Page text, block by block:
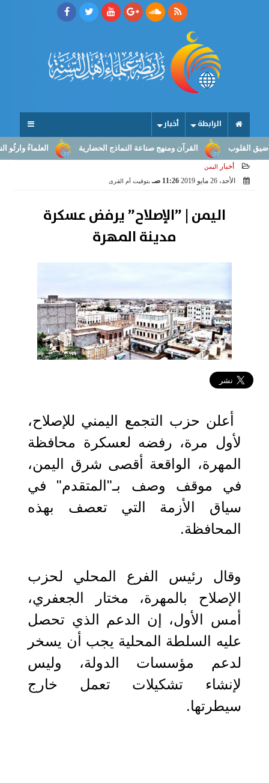
الرابطة أخبار
العلماءُ وارثُو القرآن ومنهج صناعة النماذج الحضارية
أخبار اليمن
الأحد، 26 مايو 2019 11:26 صـ بتوقيت أم القرى
اليمن | ”الإصلاح” يرفض عسكرة
مدينة المهرة
أعلن حزب التجمع اليمني للإصلاح،
لأول مرة، رفضه لعسكرة محافظة
المهرة، الواقعة أقصى شرق اليمن،
في موقف وصف بـ"المتقدم" في
سياق الأزمة التي تعصف بهذه
المحافظة.
وقال رئيس الفرع المحلي لحزب
الإصلاح بالمهرة، مختار الجعفري،
أمس الأول، إن الدعم الذي تحصل
عليه السلطة المحلية يجب أن يسخر
لدعم مؤسسات الدولة، وليس
لإنشاء تشكيلات تعمل خارج
سيطرتها.